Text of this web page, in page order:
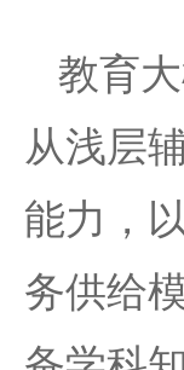
教育
从浅层
能力，
务供给